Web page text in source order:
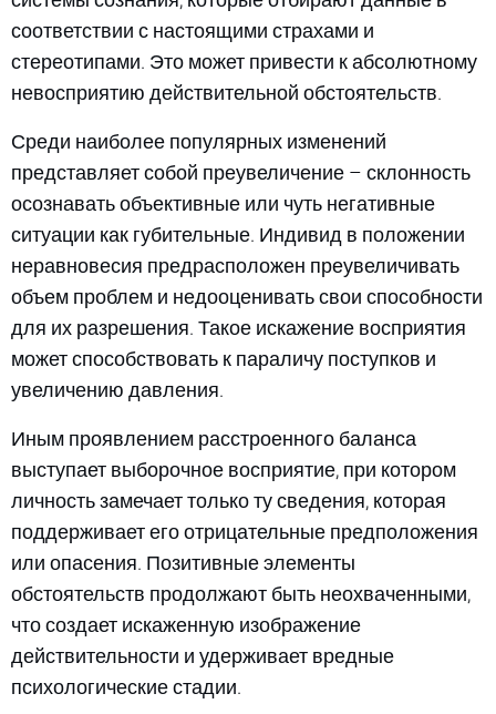
соответствии с настоящими страхами и
стереотипами. Это может привести к абсолютному
невосприятию действительной обстоятельств.
Среди наиболее популярных изменений
представляет собой преувеличение – склонность
осознавать объективные или чуть негативные
ситуации как губительные. Индивид в положении
неравновесия предрасположен преувеличивать
объем проблем и недооценивать свои способности
для их разрешения. Такое искажение восприятия
может способствовать к параличу поступков и
увеличению давления.
Иным проявлением расстроенного баланса
выступает выборочное восприятие, при котором
личность замечает только ту сведения, которая
поддерживает его отрицательные предположения
или опасения. Позитивные элементы
обстоятельств продолжают быть неохваченными,
что создает искаженную изображение
действительности и удерживает вредные
психологические стадии.